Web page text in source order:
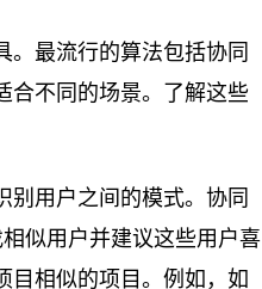
。最流行的算法包括协同
合不同的场景。了解这些
别用户之间的模式。协同
似用户并建议这些用户喜
目相似的项目。例如，如